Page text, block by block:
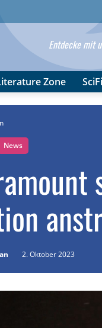
Entdecke mit
Zone SciFi
News
2. Oktober 2023